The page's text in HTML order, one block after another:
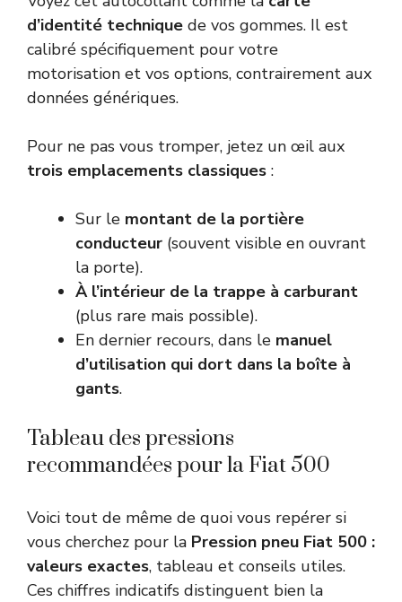
d’identité technique de vos gommes. Il est
calibré spécifiquement pour votre
motorisation et vos options, contrairement aux
données génériques.
Pour ne pas vous tromper, jetez un œil aux
trois emplacements classiques :
Sur le montant de la portière
conducteur (souvent visible en ouvrant
la porte).
À l’intérieur de la trappe à carburant
(plus rare mais possible).
En dernier recours, dans le manuel
d’utilisation qui dort dans la boîte à
gants.
Tableau des pressions
recommandées pour la Fiat 500
Voici tout de même de quoi vous repérer si
vous cherchez pour la Pression pneu Fiat 500 :
valeurs exactes, tableau et conseils utiles.
Ces chiffres indicatifs distinguent bien la